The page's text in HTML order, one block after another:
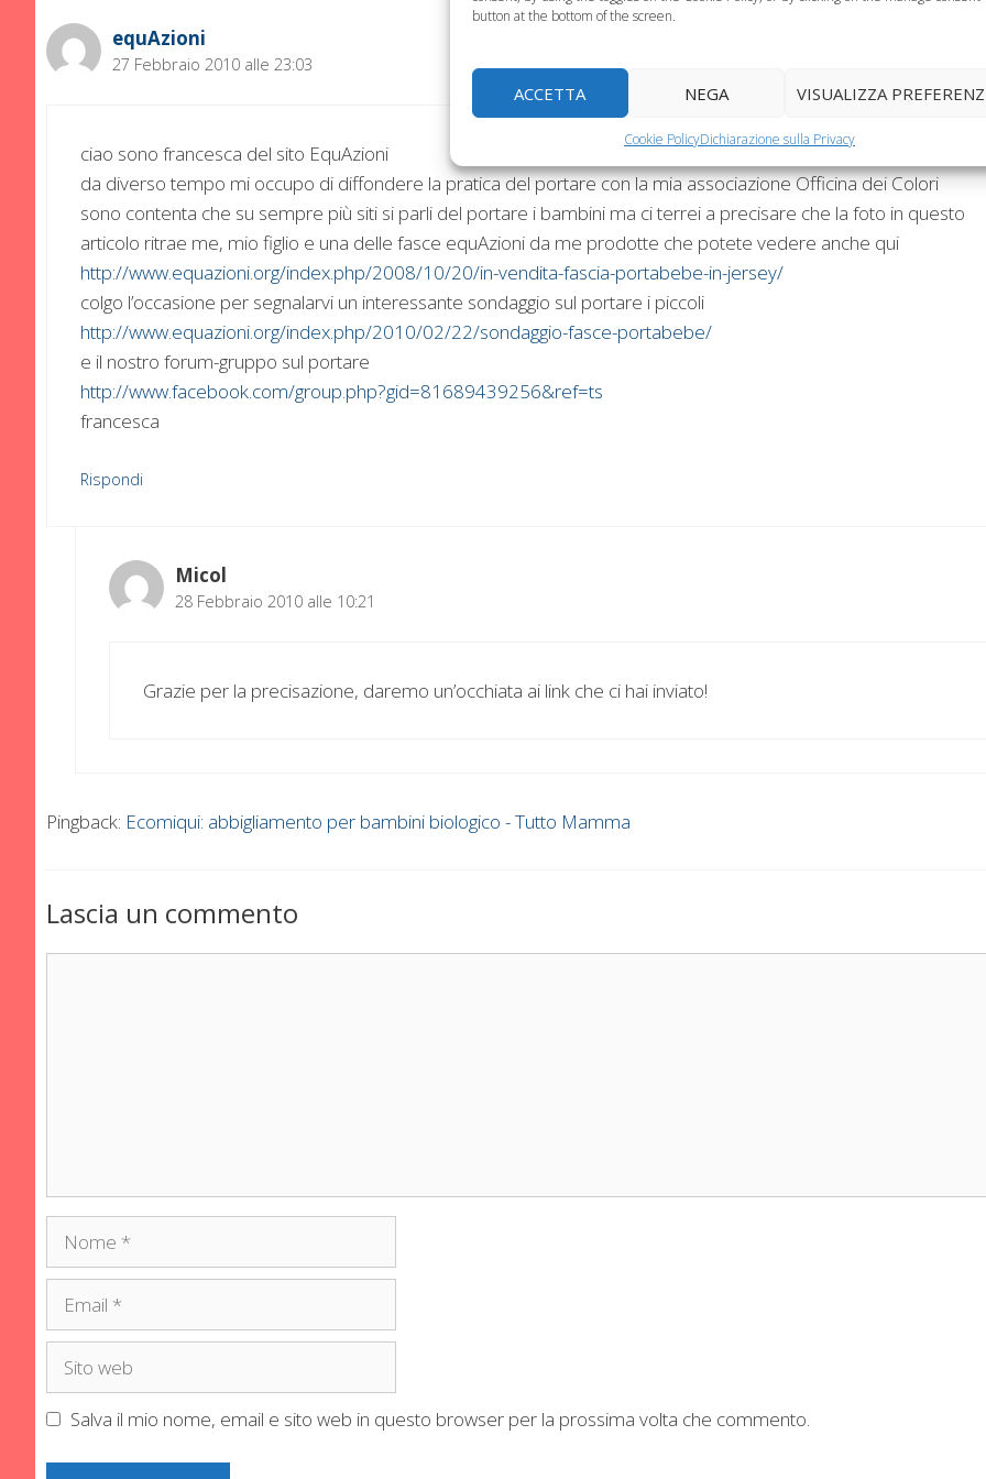
button at the bottom of the screen.
ACCETTA NEGA VISUALIZZA
Cookie PolicyDichiarazione sulla Privacy
equAzioni
27 Febbraio 2010 alle 23:03
ciao sono francesca del sito EquAzioni
da diverso tempo mi occupo di diffondere la pratica del portare con la mia associazione Officina dei Colori
sono contenta che su sempre più siti si parli del portare i bambini ma ci terrei a precisare che la foto in questo
articolo ritrae me, mio figlio e una delle fasce equAzioni da me prodotte che potete vedere anche qui
http://www.equazioni.org/index.php/2008/10/20/in-vendita-fascia-portabebe-in-jersey/
colgo l’occasione per segnalarvi un interessante sondaggio sul portare i piccoli
http://www.equazioni.org/index.php/2010/02/22/sondaggio-fasce-portabebe/
e il nostro forum-gruppo sul portare
http://www.facebook.com/group.php?gid=81689439256&ref=ts
francesca
Rispondi
Micol
28 Febbraio 2010 alle 10:21
Grazie per la precisazione, daremo un’occhiata ai link che ci hai inviato!
Pingback: Ecomiqui: abbigliamento per bambini biologico - Tutto Mamma
Lascia un commento
Nome
Email
Sito
Salva il mio nome, email e sito web in questo browser per la prossima volta che commento.